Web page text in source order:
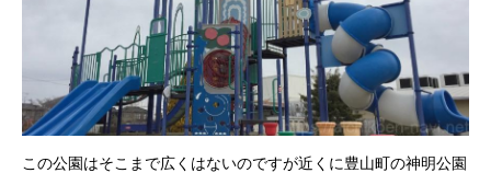
この公園はそこまで広くはないのですが近くに豊山町の神明公園